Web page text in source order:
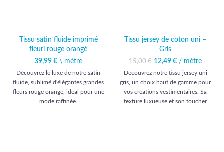
Tissu satin fluide imprimé
fleuri rouge orangé
39,99 € \ mètre
Découvrez le luxe de notre satin
fluide, sublimé d'élégantes grandes
fleurs rouge orangé, idéal pour une
mode raffinée.
Tissu jersey de coton uni –
Gris
15,00€
Le prix initial était :
15,00 €.
12,49 €
Le prix
actuel est :
/ mètre
Découvrez notre tissu jersey uni
gris, un choix haut de gamme pour
vos créations vestimentaires. Sa
texture luxueuse et son toucher